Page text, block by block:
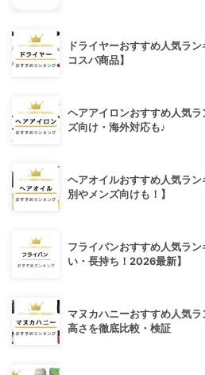
ドライヤーおすすめ人気ラ
コスパ商品】
ヘアアイロンおすすめ人気
ズ向け・海外対応も♪
ヘアオイルおすすめ人気ラ
別やメンズ向けも！】
フライパンおすすめ人気ラ
い・長持ち！2026最新】
マヌカハニーおすすめ人気
高さを徹底比較・検証